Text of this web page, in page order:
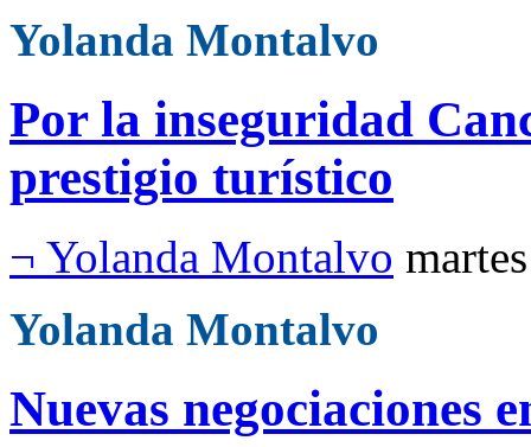
Yolanda Montalvo
Por la inseguridad
prestigio turístico
¬ Yolanda Montalvo
Yolanda Montalvo
Nuevas negociaciones